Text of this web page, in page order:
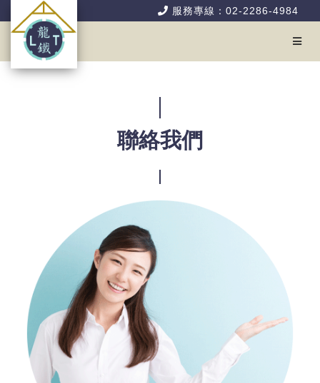
服務專線：02-2286-4984
聯絡我們